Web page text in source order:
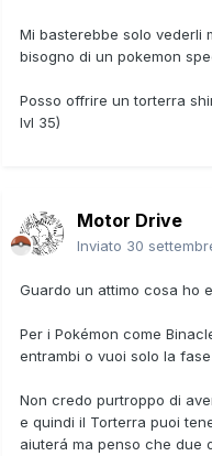
Mi basterebbe solo vederli
bisogno di un pokemon
Posso offrire un torterra
lvl 35)
Motor Drive
Inviato 30
Guardo un attimo cosa ho
Per i Pokémon come
entrambi o vuoi solo la
Non credo purtroppo di
e quindi il Torterra puoi
aiuterá ma penso che due